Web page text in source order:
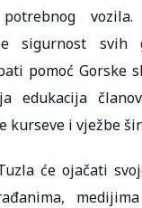
sigurnost svih
pomoć Gorske
edukacija
kurseve i vježbe
će ojačati